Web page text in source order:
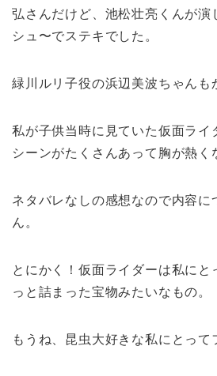
弘さんだけど、池松壮亮くんが演
シュ〜でステキでした。
緑川ルリ子役の浜辺美波ちゃん
私が子供当時に見ていた仮面ライ
シーンがたくさんあって胸が熱
ネタバレなしの感想なので内容に
ん。
とにかく！仮面ライダーは私にと
っと詰まった宝物みたいなもの。
もうね、昆虫大好きな私にとっ